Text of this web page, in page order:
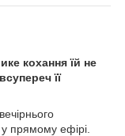
кохання їй не
її
прямому ефірі.